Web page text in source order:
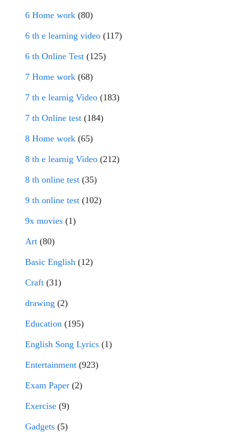
6 Home work (80)
6 th e learning video (117)
6 th Online Test (125)
7 Home work (68)
7 th e learnig Video (183)
7 th Online test (184)
8 Home work (65)
8 th e learnig Video (212)
8 th online test (35)
9 th online test (102)
9x movies (1)
Art (80)
Basic English (12)
Craft (31)
drawing (2)
Education (195)
English Song Lyrics (1)
Entertainment (923)
Exam Paper (2)
Exercise (9)
Gadgets (5)